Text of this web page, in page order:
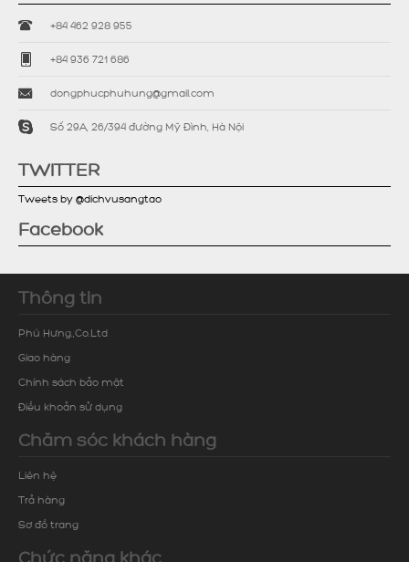
+84 462 928 955
+84 936 721 686
dongphucphuhung@gmail.com
Số 29A, 26/394 đường Mỹ Đình, Hà Nội
TWITTER
Tweets by @dichvusangtao
Facebook
Thông tin
Phú Hưng.,Co.Ltd
Giao hàng
Chính sách bảo mật
Điều khoản sử dụng
Chăm sóc khách hàng
Liên hệ
Trả hàng
Sơ đồ trang
Chức năng khác